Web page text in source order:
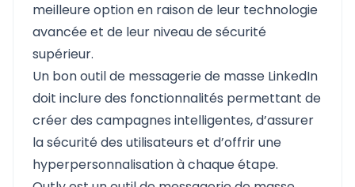
meilleure option en raison de leur technologie
avancée et de leur niveau de sécurité
supérieur.
Un bon outil de messagerie de masse LinkedIn
doit inclure des fonctionnalités permettant de
créer des campagnes intelligentes, d’assurer
la sécurité des utilisateurs et d’offrir une
hyperpersonnalisation à chaque étape.